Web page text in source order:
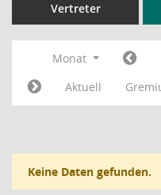
Vertreter
Monat
Aktuell
Keine Daten gefunden.